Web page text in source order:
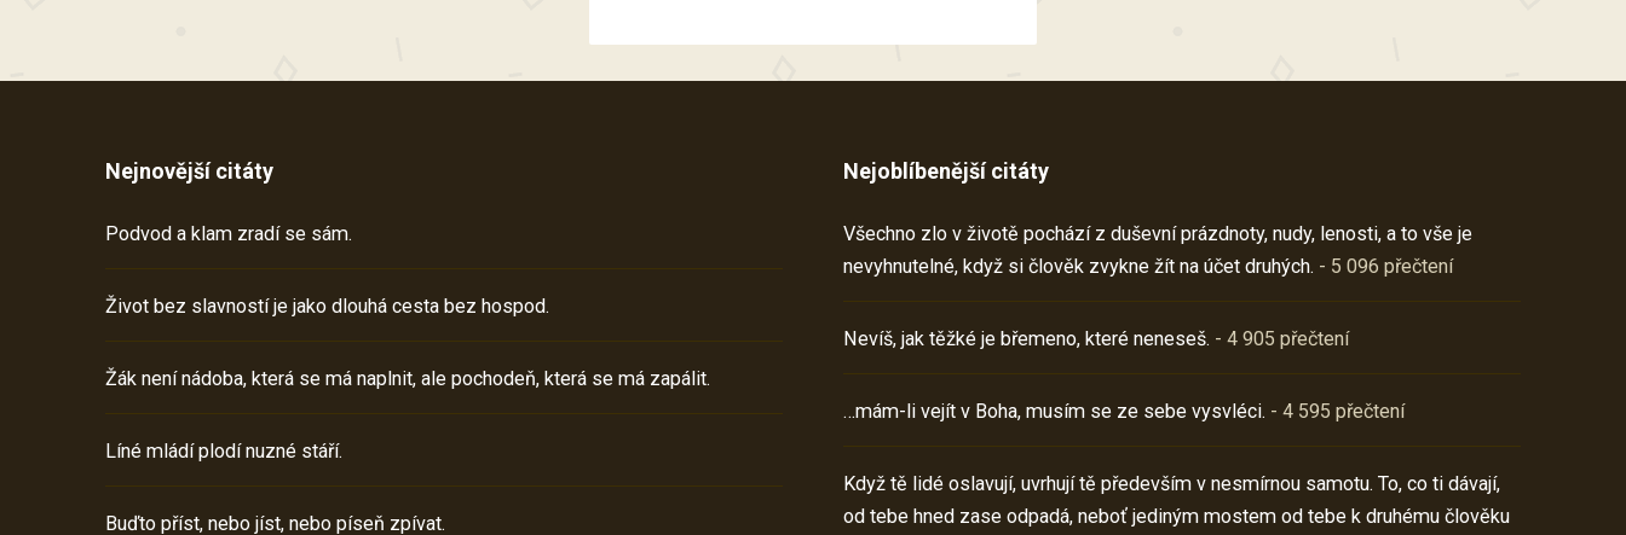
Nejnovější citáty
Podvod a klam zradí se sám.
Život bez slavností je jako dlouhá cesta bez hospod.
Žák není nádoba, která se má naplnit, ale pochodeň, která se má zapálit.
Líné mládí plodí nuzné stáří.
Buďto příst, nebo jíst, nebo píseň zpívat.
Nejoblíbenější citáty
Všechno zlo v životě pochází z duševní prázdnoty, nudy, lenosti, a to vše je
nevyhnutelné, když si člověk zvykne žít na účet druhých. - 5 096 přečtení
Nevíš, jak těžké je břemeno, které neneseš. - 4 905 přečtení
…mám-li vejít v Boha, musím se ze sebe vysvléci. - 4 595 přečtení
Když tě lidé oslavují, uvrhují tě především v nesmírnou samotu. To, co ti dávají,
od tebe hned zase odpadá, neboť jediným mostem od tebe k druhému člověku